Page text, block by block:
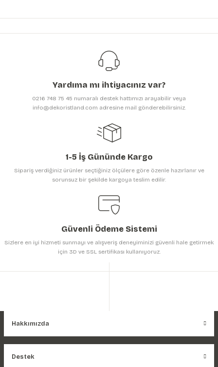
yetersiz gördüğünüz noktaları öneri formunu kullanarak tarafımıza
Görüş ve önerileriniz için teşekkür ederiz.
Ürün resmi kalitesiz, bozuk veya görüntülenemiyor.
Ürün bilgilerinde hatalar bulunuyor.
Gönder
Yardıma mı ihtiyacınız var?
0216 748 75 45 numaralı destek hattımızı arayabilir veya
info@dekoristland.com adresine mail gönderebilirsiniz.
1-5 İş Gününde Kargo
Sipariş verdiğiniz ürünler seçtiğiniz ölçülere göre özenle hazırlanır ve
sorunsuz bir şekilde kargoya teslim edilir.
Güvenli Ödeme Sistemi
Sizlere en iyi hizmeti sunmayı ve alışveriş deneyiminizi güvenli hale getirmek
için 3D ve SSL sertifikası kullanıyoruz.
Hakkımızda
Destek